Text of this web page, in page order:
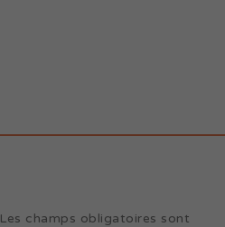
Les champs obligatoires sont